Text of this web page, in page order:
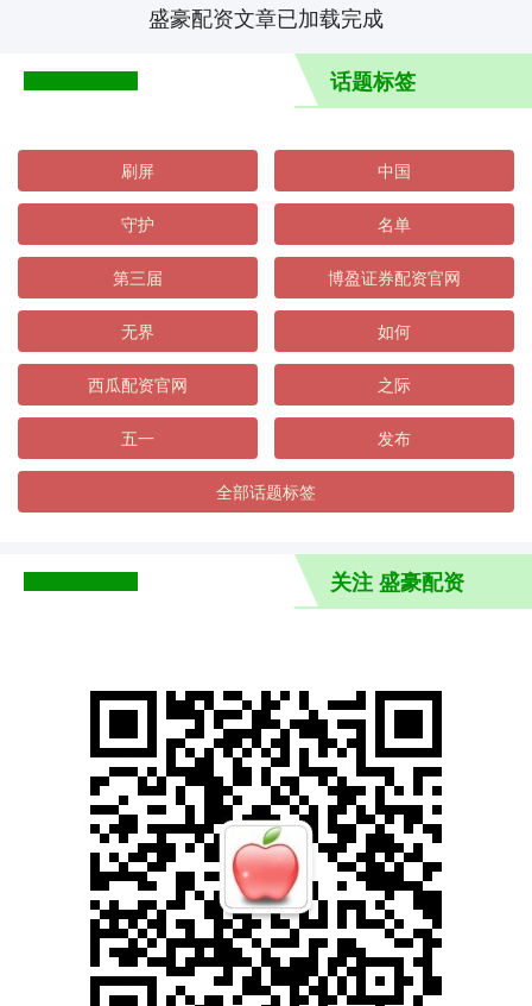
盛豪配资文章已加载完成
话题标签
刷屏 中国
守护 名单
第三届 博盈证券配资官网
无界 如何
西瓜配资官网 之际
五一 发布
全部话题标签
关注 盛豪配资